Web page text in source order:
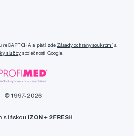
reCAPTCHA a platí zde Zásady ochrany soukromí a
službyspolečnosti Google.
© 1997-2026
s láskou IZON + 2FRESH